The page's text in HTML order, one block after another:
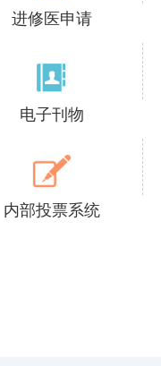
进修医申请
电子刊物
内部投票系统